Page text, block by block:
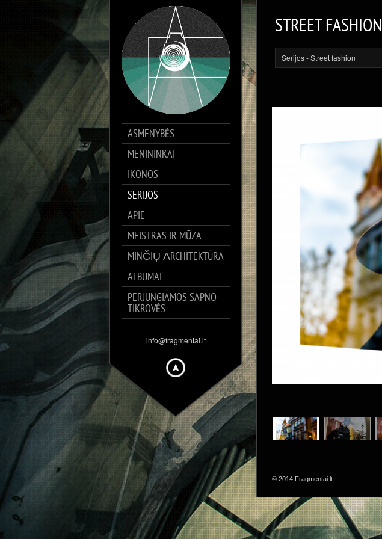
ASMENYBĖS
MENININKAI
IKONOS
SERIJOS
APIE
MEISTRAS IR MŪZA
MINČIŲ ΛRCHITEKTŪRA
ALBUMAI
PERJUNGIAMOS SAPNO
TIKROVĖS
info@fragmentai.lt
STREET FASHION
Serijos- Street fashion
© 2014 Fragmentai.lt